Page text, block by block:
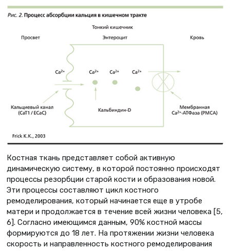
Костная ткань представляет собой активную
динамическую систему, в которой постоянно происходят
процессы резорбции старой кости и образования новой.
Эти процессы составляют цикл костного
ремоделирования, который начинается еще в утробе
матери и продолжается в течение всей жизни человека [5,
6]. Согласно имеющимся данным, 90% костной массы
формируются до 18 лет. На протяжении жизни человека
скорость и направленность костного ремоделирования